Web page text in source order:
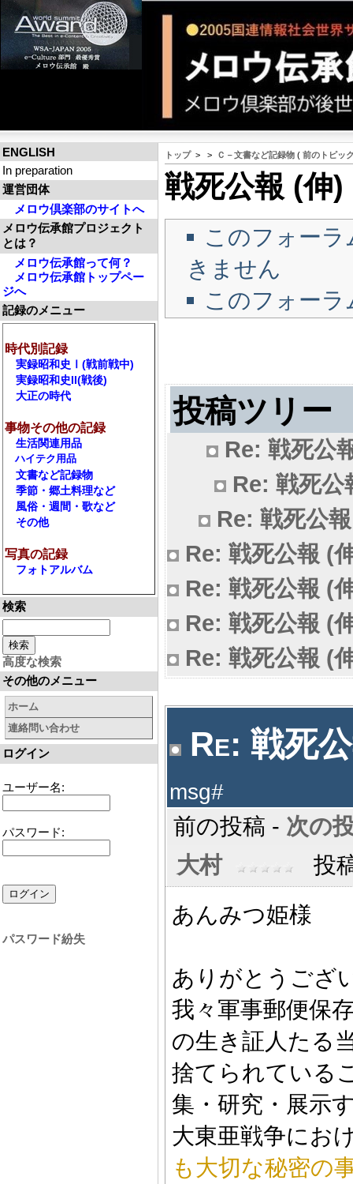
ENGLISH
In preparation
運営団体
メロウ倶楽部のサイトへ
メロウ伝承館プロジェクト
とは？
メロウ伝承館って何？
メロウ伝承館トップペー
ジへ
記録のメニュー
時代別記録
実録昭和史Ⅰ(戦前戦中)
実録昭和史II(戦後)
大正の時代
事物その他の記録
生活関連用品
ハイテク用品
文書など記録物
季節・郷土料理など
風俗・週間・歌など
その他
写真の記録
フォトアルバム
検索
高度な検索
その他のメニュー
ホーム
連絡問い合わせ
ログイン
ユーザー名:
パスワード:
パスワード紛失
トップ> > Ｃ－文書など記録物 ( 前のトピッ
戦死公報 (伸
このフォー
きません
このフォー
投稿ツリー
Re: 戦死公
Re: 戦死公
Re: 戦死公
Re: 戦死公報 (
Re: 戦死公報 (
Re: 戦死公報 (
Re: 戦死公報 (
Re: 戦死
msg#
前の投稿 - 次の
大村
投
あんみつ姫様
ありがとうござ
我々軍事郵便保
の生き証人たる
捨てられている
集・研究・展示
大東亜戦争にお
も大切な秘密の